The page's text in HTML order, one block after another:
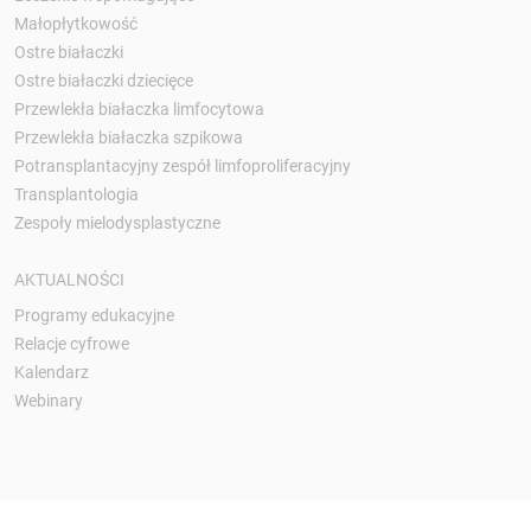
Małopłytkowość
Ostre białaczki
Ostre białaczki dziecięce
Przewlekła białaczka limfocytowa
Przewlekła białaczka szpikowa
Potransplantacyjny zespół limfoproliferacyjny
Transplantologia
Zespoły mielodysplastyczne
AKTUALNOŚCI
Programy edukacyjne
Relacje cyfrowe
Kalendarz
Webinary